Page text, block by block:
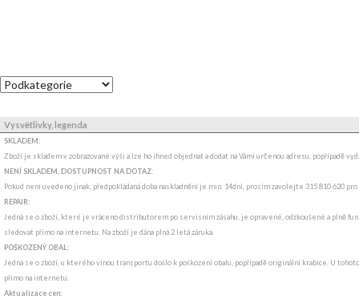
Vysvětlivky, legenda
SKLADEM:
Zboží je skladem v zobrazované výši a lze ho ihned objednat a dodat na Vámi určenou adresu, popřípadě
NENÍ SKLADEM, DOSTUPNOST NA DOTAZ:
Pokud není uvedeno jinak, předpokládaná doba naskladnění je min. 14dní, prosím zavolejte 315 810 620
REPAIR:
Jedná se o zboží, které je vráceno distributorem po servisním zásahu, je opravené, odzkoušené a plně
sledovat přímo na internetu. Na zboží je dána plná 2 letá záruka.
POŠKOZENÝ OBAL:
Jedná se o zboží, u kterého vinou transportu došlo k poškození obalu, popřípadě originální krabice. U
přímo na internetu.
Aktualizace cen: